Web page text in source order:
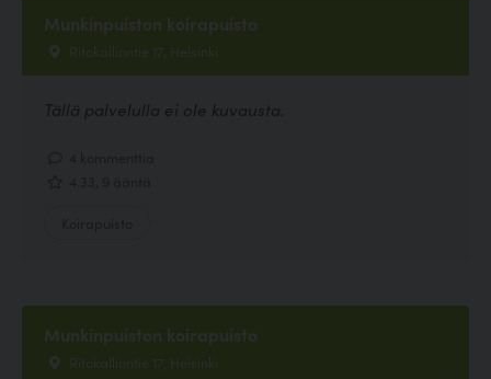
Munkinpuiston koirapuisto
Ritokalliontie 17, Helsinki
Tällä palvelulla ei ole kuvausta.
Munkinpuiston koirapuisto
Ritokalliontie 17, Helsinki